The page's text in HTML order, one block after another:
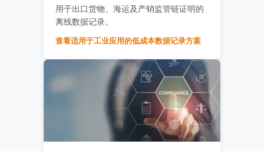
用于出口货物、海运及产销监管链证明的
离线数据记录。
查看适用于工业应用的低成本数据记录方案